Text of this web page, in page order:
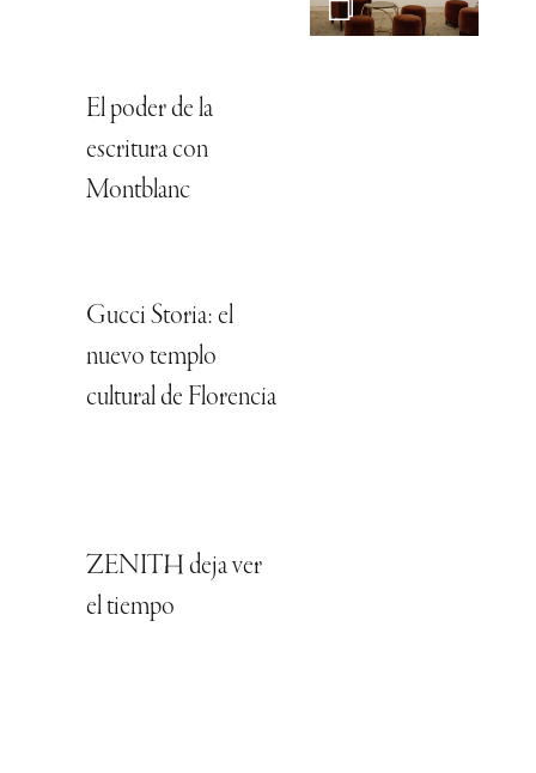
El poder de la
escritura con
Montblanc
Gucci Storia: el
nuevo templo
cultural de Florencia
ZENITH deja ver
el tiempo